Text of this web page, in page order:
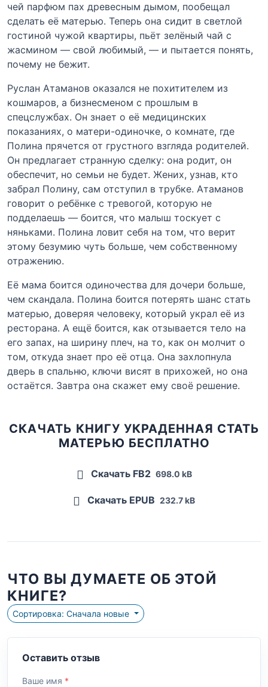
чей парфюм пах древесным дымом, пообещал
сделать её матерью. Теперь она сидит в светлой
гостиной чужой квартиры, пьёт зелёный чай с
жасмином — свой любимый, — и пытается понять,
почему не бежит.
Руслан Атаманов оказался не похитителем из
кошмаров, а бизнесменом с прошлым в
спецслужбах. Он знает о её медицинских
показаниях, о матери-одиночке, о комнате, где
Полина прячется от грустного взгляда родителей.
Он предлагает странную сделку: она родит, он
обеспечит, но семьи не будет. Жених, узнав, кто
забрал Полину, сам отступил в трубке. Атаманов
говорит о ребёнке с тревогой, которую не
подделаешь — боится, что малыш тоскует с
няньками. Полина ловит себя на том, что верит
этому безумию чуть больше, чем собственному
отражению.
Её мама боится одиночества для дочери больше,
чем скандала. Полина боится потерять шанс стать
матерью, доверяя человеку, который украл её из
ресторана. А ещё боится, как отзывается тело на
его запах, на ширину плеч, на то, как он молчит о
том, откуда знает про её отца. Она захлопнула
дверь в спальню, ключи висят в прихожей, но она
остаётся. Завтра она скажет ему своё решение.
СКАЧАТЬ КНИГУ УКРАДЕННАЯ СТАТЬ
МАТЕРЬЮ БЕСПЛАТНО
Скачать FB2 698.0 kB
Скачать EPUB 232.7 kB
ЧТО ВЫ ДУМАЕТЕ ОБ ЭТОЙ
КНИГЕ?
Сортировка: Сначала новые
Оставить отзыв
Ваше имя *